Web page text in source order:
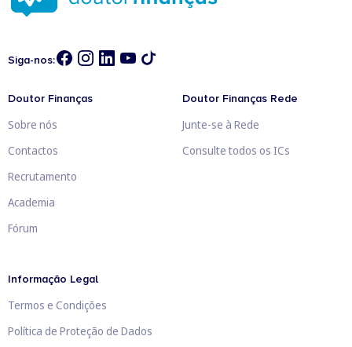
Siga-nos:
Doutor Finanças
Sobre nós
Contactos
Recrutamento
Academia
Fórum
Doutor Finanças Rede
Junte-se à Rede
Consulte todos os ICs
Informação Legal
Termos e Condições
Política de Proteção de Dados